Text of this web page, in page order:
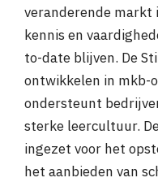
veranderende markt
kennis en
to-date blijven. De
ontwikkelen in mkb-
ondersteunt
sterke leercultuur.
ingezet voor het
het aanbieden van